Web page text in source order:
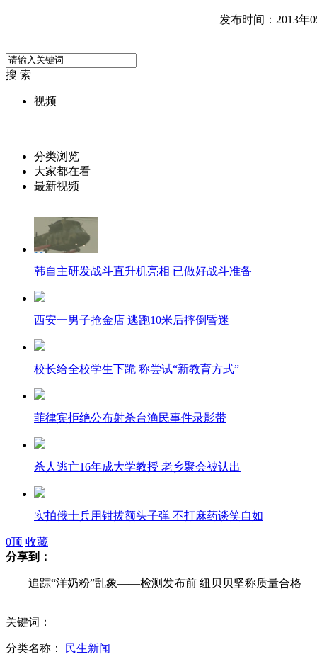
发布时间：2013年
搜 索
视频
分类浏览
大家都在看
最新视频
韩自主研发战斗直升机亮相 已做好战斗准备
西安一男子抢金店 逃跑10米后摔倒昏迷
校长给全校学生下跪 称尝试“新教育方式”
菲律宾拒绝公布射杀台渔民事件录影带
杀人逃亡16年成大学教授 老乡聚会被认出
实拍俄士兵用钳拔额头子弹 不打麻药谈笑自如
曼德拉女儿为争夺财产支配权状告父亲
0顶 收藏
分享到：
追踪“洋奶粉”乱象——检测发布前 纽贝贝坚称质量合格
关键词：
分类名称： 民生新闻